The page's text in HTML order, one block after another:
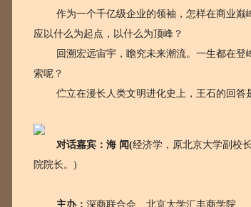
作为一个千亿级企业的领袖，怎样在商业巅
应以什么为起点，以什么为顶峰？
回溯宏远宙宇，瞻究未来潮流。一生都在登
索呢？
伫立在漫长人类文明进化史上，王石的回答
对话嘉宾：海 闻(经济学，原北京大学副校
院院长。)
主办： 深商联合会、北京大学汇丰商学院